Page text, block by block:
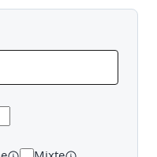
et Confidentialité
réseau dans Azure
dans Azure
dans Azure